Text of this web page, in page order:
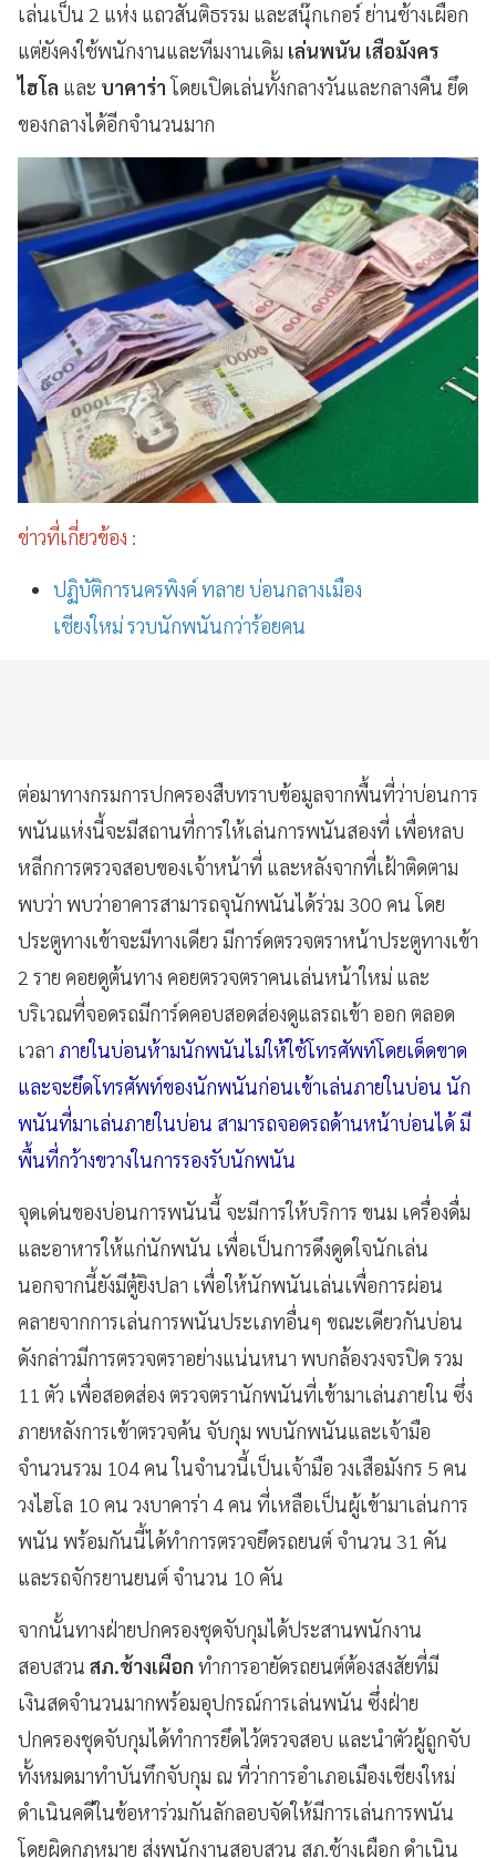
เล่นเป็น 2 แห่ง แถวสันติธรรม และสนุ๊กเกอร์ ย่านช้างเผือก
แต่ยังคงใช้พนักงานและทีมงานเดิม เล่นพนัน เสือมังคร
ไฮโล และ บาคาร่าโดยเปิดเล่นทั้งกลางวันและกลางคืน ยึด
ของกลางได้อีกจำนวนมาก
ข่าวที่เกี่ยวข้อง :
ปฏิบัติการนครพิงค์ ทลาย บ่อนกลางเมือง
เชียงใหม่ รวบนักพนันกว่าร้อยคน
ต่อมาทางกรมการปกครองสืบทราบข้อมูลจากพื้นที่ว่าบ่อนการ
พนันแห่งนี้จะมีสถานที่การให้เล่นการพนันสองที่ เพื่อหลบ
หลีกการตรวจสอบของเจ้าหน้าที่ และหลังจากที่เฝ้าติดตาม
พบว่า พบว่าอาคารสามารถจุนักพนันได้ร่วม 300 คน โดย
ประตูทางเข้าจะมีทางเดียว มีการ์ดตรวจตราหน้าประตูทางเข้า
2 ราย คอยดูต้นทาง คอยตรวจตราคนเล่นหน้าใหม่ และ
บริเวณที่จอดรถมีการ์ดคอบสอดส่องดูแลรถเข้า ออก ตลอด
เวลา ภายในบ่อนห้ามนักพนันไม่ให้ใช้โทรศัพท์โดยเด็ดขาด
และจะยึดโทรศัพท์ของนักพนันก่อนเข้าเล่นภายในบ่อน นัก
พนันที่มาเล่นภายในบ่อน สามารถจอดรถด้านหน้าบ่อนได้ มี
พื้นที่กว้างขวางในการรองรับนักพนัน
จุดเด่นของบ่อนการพนันนี้ จะมีการให้บริการ ขนม เครื่องดื่ม
และอาหารให้แก่นักพนัน เพื่อเป็นการดึงดูดใจนักเล่น
นอกจากนี้ยังมีตู้ยิงปลา เพื่อให้นักพนันเล่นเพื่อการผ่อน
คลายจากการเล่นการพนันประเภทอื่นๆ ขณะเดียวกันบ่อน
ดังกล่าวมีการตรวจตราอย่างแน่นหนา พบกล้องวงจรปิด รวม
11 ตัว เพื่อสอดส่อง ตรวจตรานักพนันที่เข้ามาเล่นภายใน ซึ่ง
ภายหลังการเข้าตรวจค้น จับกุม พบนักพนันและเจ้ามือ
จำนวนรวม 104 คน ในจำนวนี้เป็นเจ้ามือ วงเสือมังกร 5 คน
วงไฮโล 10 คน วงบาคาร่า 4 คน ที่เหลือเป็นผู้เข้ามาเล่นการ
พนัน พร้อมกันนี้ได้ทำการตรวจยึดรถยนต์ จำนวน 31 คัน
และรถจักรยานยนต์ จำนวน 10 คัน
จากนั้นทางฝ่ายปกครองชุดจับกุมได้ประสานพนักงาน
สอบสวน สภ.ช้างเผือก ทำการอายัดรถยนต์ต้องสงสัยที่มี
เงินสดจำนวนมากพร้อมอุปกรณ์การเล่นพนัน ซึ่งฝ่าย
ปกครองชุดจับกุมได้ทำการยึดไว้ตรวจสอบ และนำตัวผู้ถูกจับ
ทั้งหมดมาทำบันทึกจับกุม ณ ที่ว่าการอำเภอเมืองเชียงใหม่
ดำเนินคดีในข้อหาร่วมกันลักลอบจัดให้มีการเล่นการพนัน
โดยผิดกฎหมาย ส่งพนักงานสอบสวน สภ.ช้างเผือก ดำเนิน